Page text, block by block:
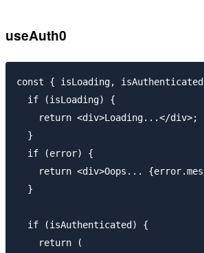
useAuth0
const { isLoading,
  if (isLoading) {
    return <div>Loading...</div>;
  }
  if (error) {
return <div>Oops...
  }
  if (isAuthenticated) {
    return (